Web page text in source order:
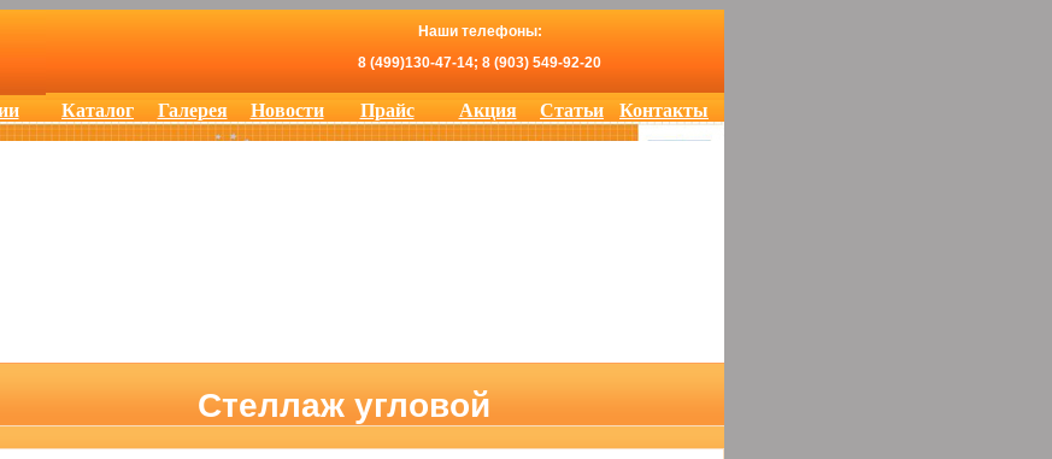
Наши телефоны:
8 (499)130-47-14; 8 (903) 549-92-20
Каталог Галерея Новости Прайс Акция Статьи Контакты
Стеллаж угловой